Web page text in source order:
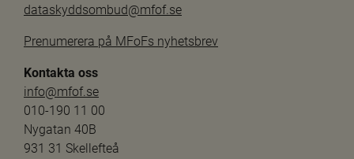
dataskyddsombud@mfof.se
Prenumerera på MFoFs nyhetsbrev
Kontakta oss
info@mfof.se
010-190 11 00
Nygatan 40B
931 31 Skellefteå